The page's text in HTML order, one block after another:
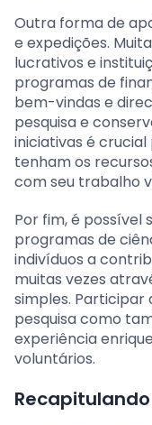
Outra forma de
e expedições.
lucrativos e
programas de
bem-vindas e
pesquisa e
iniciativas é
tenham os
com seu trabalho
Por fim, é possível
programas de
indivíduos a
muitas vezes
simples. Participar
pesquisa como
experiência
voluntários.